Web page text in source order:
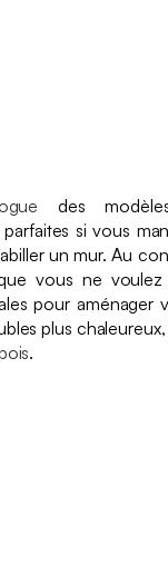
des
si vous
un mur. Au
vous ne
pour aménager
plus chaleureux,
.